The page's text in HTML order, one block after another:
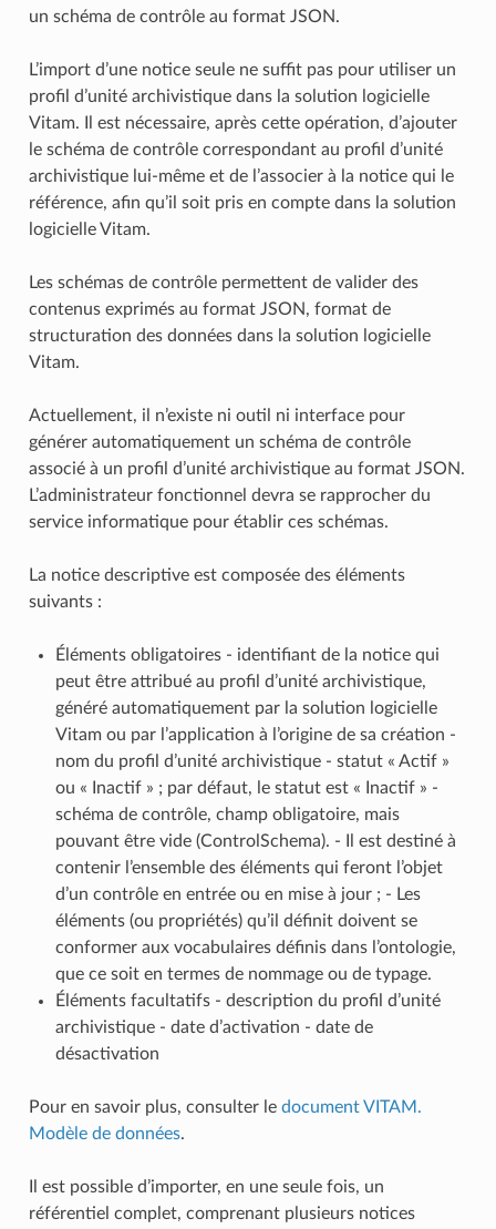
un schéma de contrôle au format JSON.
L’import d’une notice seule ne suffit pas pour utiliser un
profil d’unité archivistique dans la solution logicielle
Vitam. Il est nécessaire, après cette opération, d’ajouter
le schéma de contrôle correspondant au profil d’unité
archivistique lui-même et de l’associer à la notice qui le
référence, afin qu’il soit pris en compte dans la solution
logicielle Vitam.
Les schémas de contrôle permettent de valider des
contenus exprimés au format JSON, format de
structuration des données dans la solution logicielle
Vitam.
Actuellement, il n’existe ni outil ni interface pour
générer automatiquement un schéma de contrôle
associé à un profil d’unité archivistique au format JSON.
L’administrateur fonctionnel devra se rapprocher du
service informatique pour établir ces schémas.
La notice descriptive est composée des éléments
suivants :
Éléments obligatoires - identifiant de la notice qui
peut être attribué au profil d’unité archivistique,
généré automatiquement par la solution logicielle
Vitam ou par l’application à l’origine de sa création -
nom du profil d’unité archivistique - statut « Actif »
ou « Inactif » ; par défaut, le statut est « Inactif » -
schéma de contrôle, champ obligatoire, mais
pouvant être vide (ControlSchema). - Il est destiné à
contenir l’ensemble des éléments qui feront l’objet
d’un contrôle en entrée ou en mise à jour ; - Les
éléments (ou propriétés) qu’il définit doivent se
conformer aux vocabulaires définis dans l’ontologie,
que ce soit en termes de nommage ou de typage.
Éléments facultatifs - description du profil d’unité
archivistique - date d’activation - date de
désactivation
Pour en savoir plus, consulter le document VITAM.
Modèle de données.
Il est possible d’importer, en une seule fois, un
référentiel complet, comprenant plusieurs notices